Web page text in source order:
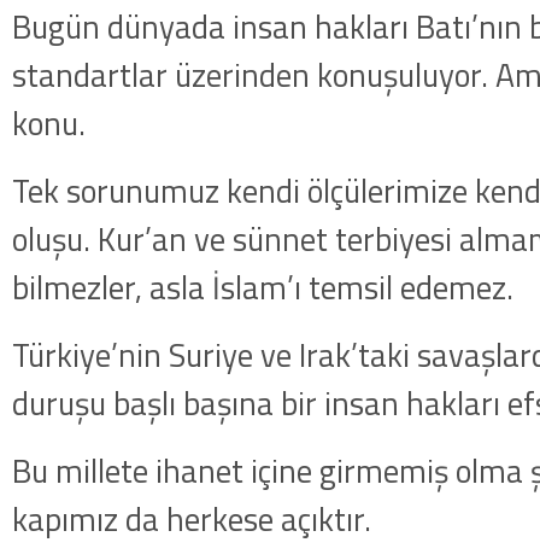
Bugün dünyada insan hakları
standartlar üzerinden konuşuluyor.
konu.
Tek sorunumuz kendi ölçülerimize
oluşu. Kur’an ve sünnet terbiyesi
bilmezler, asla İslam’ı temsil edemez.
Türkiye’nin Suriye ve Irak’taki
duruşu başlı başına bir insan hakları
Bu millete ihanet içine girmemiş olma
kapımız da herkese açıktır.